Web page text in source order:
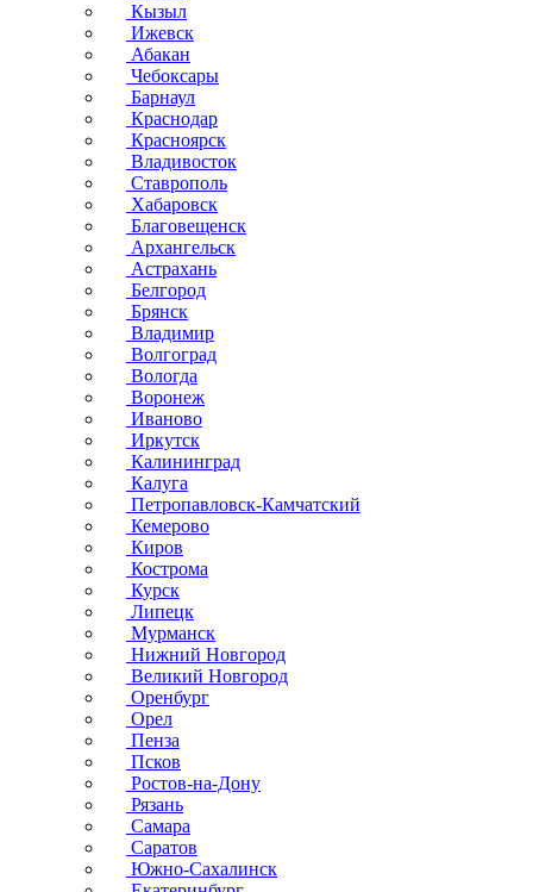
Кызыл
Ижевск
Абакан
Чебоксары
Барнаул
Краснодар
Красноярск
Владивосток
Ставрополь
Хабаровск
Благовещенск
Архангельск
Астрахань
Белгород
Брянск
Владимир
Волгоград
Вологда
Воронеж
Иваново
Иркутск
Калининград
Калуга
Петропавловск-Камчатский
Кемерово
Киров
Кострома
Курск
Липецк
Мурманск
Нижний Новгород
Великий Новгород
Оренбург
Орел
Пенза
Псков
Ростов-на-Дону
Рязань
Самара
Саратов
Южно-Сахалинск